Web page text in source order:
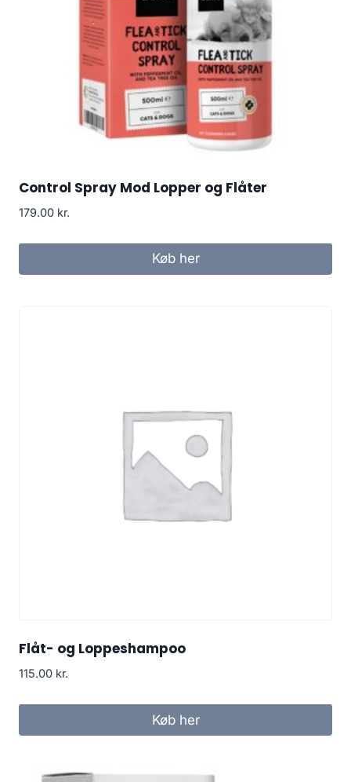
Control Spray Mod Lopper og Flåter
179.00 kr.
Køb her
Flåt- og Loppeshampoo
115.00 kr.
Køb her